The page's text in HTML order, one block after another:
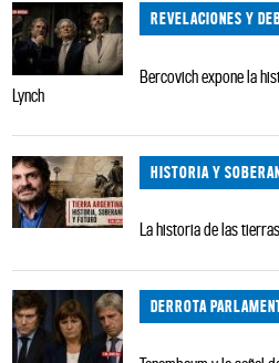
REVELACIONES Y
Bercovich expone la
Lynch
HISTORIA Y
La historia de las
DERROTA